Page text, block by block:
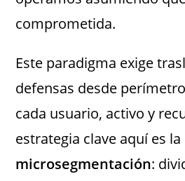
comprometida.
Este paradigma exige
defensas desde
cada usuario, activo y
estrategia clave aquí es la
microsegmentación: